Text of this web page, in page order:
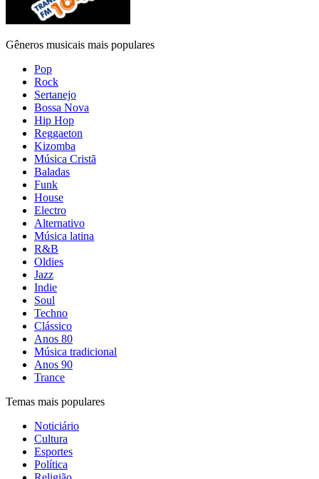
Gêneros musicais mais populares
Pop
Rock
Sertanejo
Bossa Nova
Hip Hop
Reggaeton
Kizomba
Música Cristã
Baladas
Funk
House
Electro
Alternativo
Música latina
R&B
Oldies
Jazz
Indie
Soul
Techno
Clássico
Anos 80
Música tradicional
Anos 90
Trance
Temas mais populares
Noticiário
Cultura
Esportes
Política